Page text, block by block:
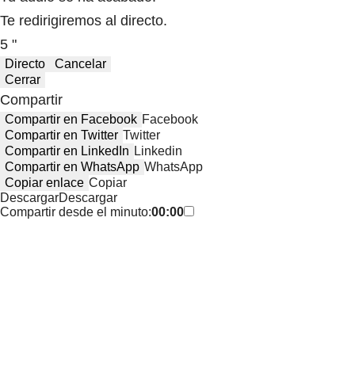
Te redirigiremos al directo.
5 "
Directo
Cancelar
Cerrar
Compartir
Compartir en Facebook Facebook
Compartir en Twitter Twitter
Compartir en LinkedIn Linkedin
Compartir en WhatsApp WhatsApp
Copiar enlace Copiar
DescargarDescargar
Compartir desde el minuto:00:00